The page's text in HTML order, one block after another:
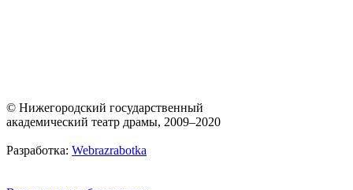
© Нижегородский государственный
академический театр драмы, 2009–2020
Разработка: Webrazrabotka